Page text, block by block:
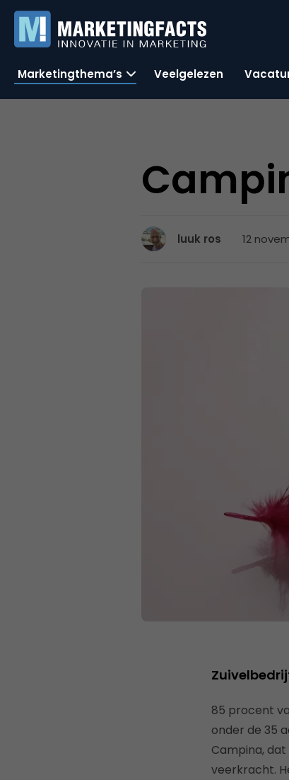
Marketingthema’s Veelgelezen
luuk ros 12
85 procent
onder de 35
Campina,
veerkracht.